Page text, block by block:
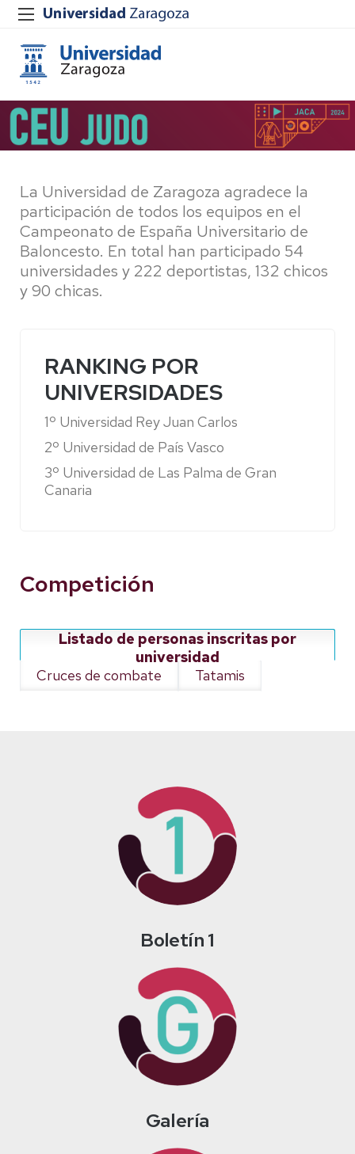
La Universidad de Zaragoza agradece la
participación de todos los equipos en el
Campeonato de España Universitario de
Baloncesto. En total han participado 54
universidades y 222 deportistas, 132 chicos
y 90 chicas.
RANKING POR
UNIVERSIDADES
1º Universidad Rey Juan Carlos
2º Universidad de País Vasco
3º Universidad de Las Palma de Gran
Canaria
Competición
Listado de personas inscritas por
universidad
Cruces de combate
Tatamis
Boletín 1
Galería